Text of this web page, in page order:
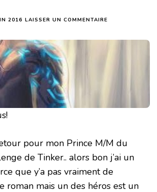
2016 LAISSER UN COMMENTAIRE
pour mon Prince M/M du
de Tinker.. alors bon j’ai un
que y’a pas vraiment de
roman mais un des héros est un